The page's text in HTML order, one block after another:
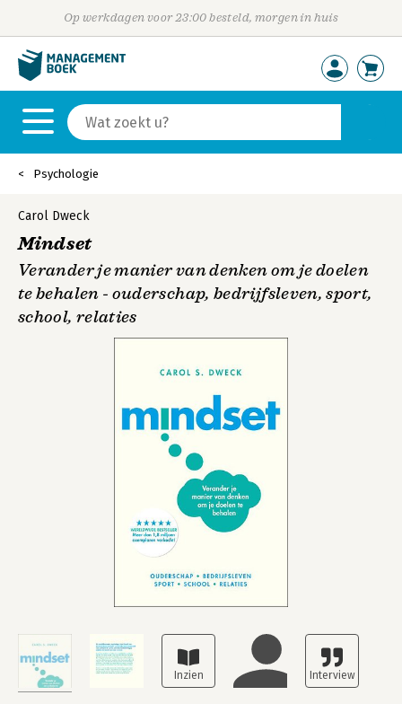
Op werkdagen voor 23:00 besteld, morgen in huis
Psychologie
Carol Dweck
Mindset
Verander je manier van denken om je doelen
te behalen - ouderschap, bedrijfsleven, sport,
school, relaties